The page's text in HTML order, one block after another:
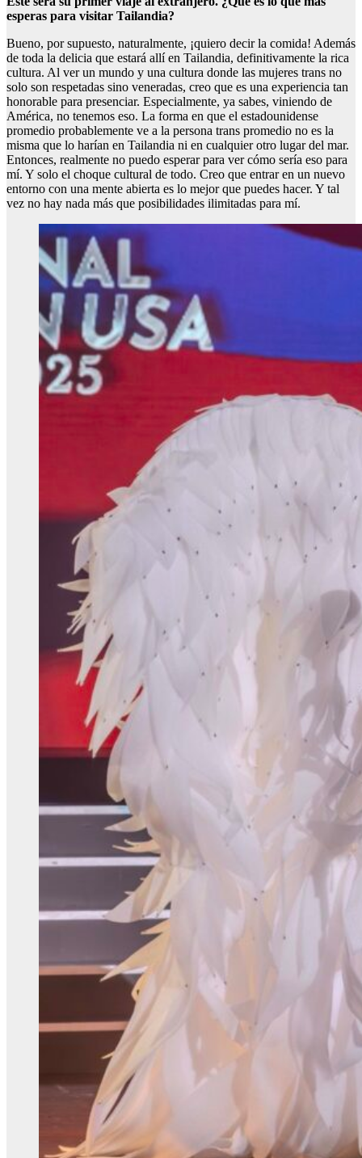
esperas para visitar Tailandia?
Bueno, por supuesto, naturalmente, ¡quiero decir la comida! Además
de toda la delicia que estará allí en Tailandia, definitivamente la rica
cultura. Al ver un mundo y una cultura donde las mujeres trans no
solo son respetadas sino veneradas, creo que es una experiencia tan
honorable para presenciar. Especialmente, ya sabes, viniendo de
América, no tenemos eso. La forma en que el estadounidense
promedio probablemente ve a la persona trans promedio no es la
misma que lo harían en Tailandia ni en cualquier otro lugar del mar.
Entonces, realmente no puedo esperar para ver cómo sería eso para
mí. Y solo el choque cultural de todo. Creo que entrar en un nuevo
entorno con una mente abierta es lo mejor que puedes hacer. Y tal
vez no hay nada más que posibilidades ilimitadas para mí.